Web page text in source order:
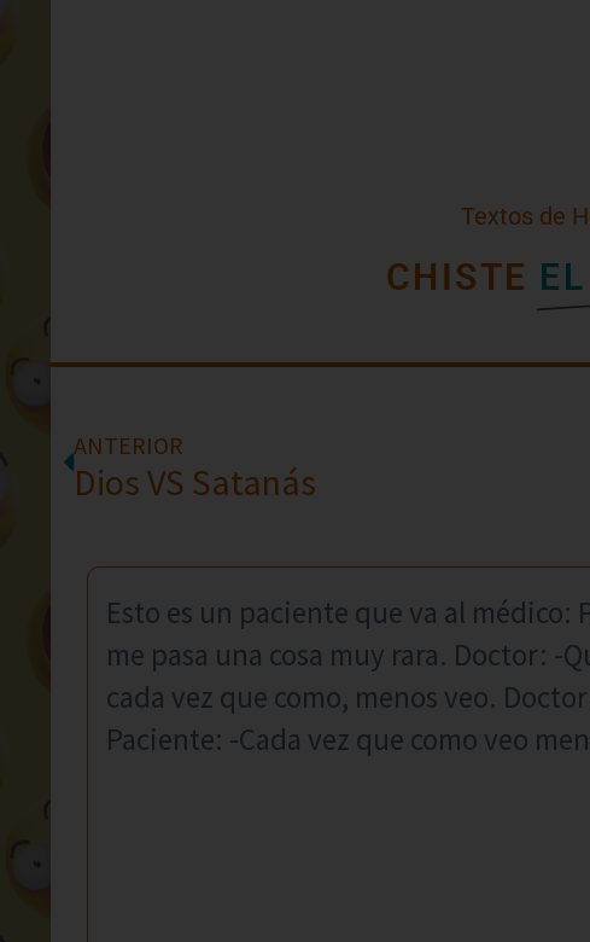
Textos de
CHISTE
ANTERIOR
Dios VS Satanás
Esto es un paciente que va al médico:
me pasa una cosa muy rara. Doctor: -
cada vez que como, menos veo.
Paciente: -Cada vez que como veo